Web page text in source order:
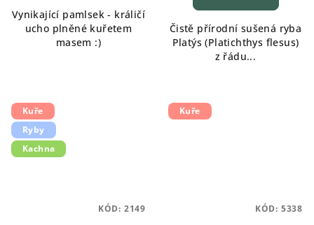
Vynikající pamlsek - králičí
ucho plněné kuřetem
masem :)
z
5
hvězdiček.
Čistě přírodní sušená ryba
Platýs (Platichthys flesus)
z řádu...
Kuře
Ryby
Kachna
KÓD: 2149
Kuře
KÓD: 5338